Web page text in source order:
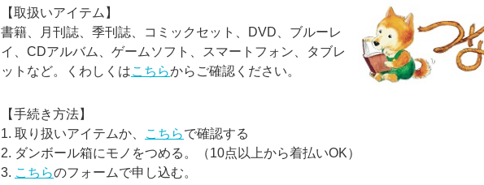
【取扱いアイテム】
書籍、月刊誌、季刊誌、コミックセット、DVD、ブルーレ
イ、CDアルバム、ゲームソフト、スマートフォン、タブレ
ットなど。くわしくはこちらからご確認ください。
【手続き方法】
1. 取り扱いアイテムか、
こちらで確認する
2. ダンボール箱にモノをつめる。（10点以上から着払いOK）
3. こちらのフォームで申し込む。